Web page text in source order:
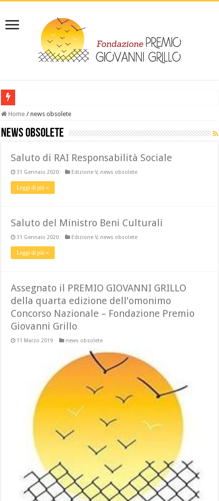
IL LIBRO: Leggi “Giovanni Grillo da Melissa al lager- la vicenda di un
Home / news obsolete
news obsolete
Saluto di RAI Responsabilità Sociale
31 Gennaio 2020 Edizione V, news obsolete
Leggi di più »
Saluto del Ministro Beni Culturali
31 Gennaio 2020 Edizione V, news obsolete
Leggi di più »
Assegnato il PREMIO GIOVANNI GRILLO
della quarta edizione dell’omonimo
Concorso Nazionale – Fondazione Premio
Giovanni Grillo
11 Marzo 2019 news obsolete